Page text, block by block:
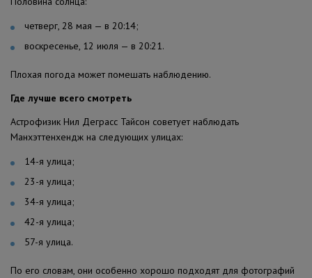
четверг, 28 мая — в 20:14;
воскресенье, 12 июля — в 20:21.
Плохая погода может помешать наблюдению.
Где лучше всего смотреть
Астрофизик Нил Деграсс Тайсон советует наблюдать
Манхэттенхендж на следующих улицах:
14-я улица;
23-я улица;
34-я улица;
42-я улица;
57-я улица.
По его словам, они особенно хорошо подходят для фотографий